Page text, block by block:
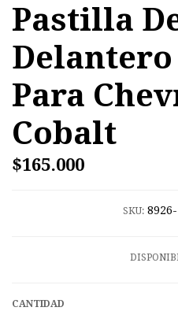
Pastilla
Delantero
Para
Cobalt
$165.000
SKU:
CANTIDAD